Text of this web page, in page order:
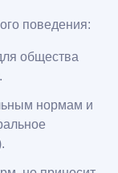
поведения:
общества
нормам и